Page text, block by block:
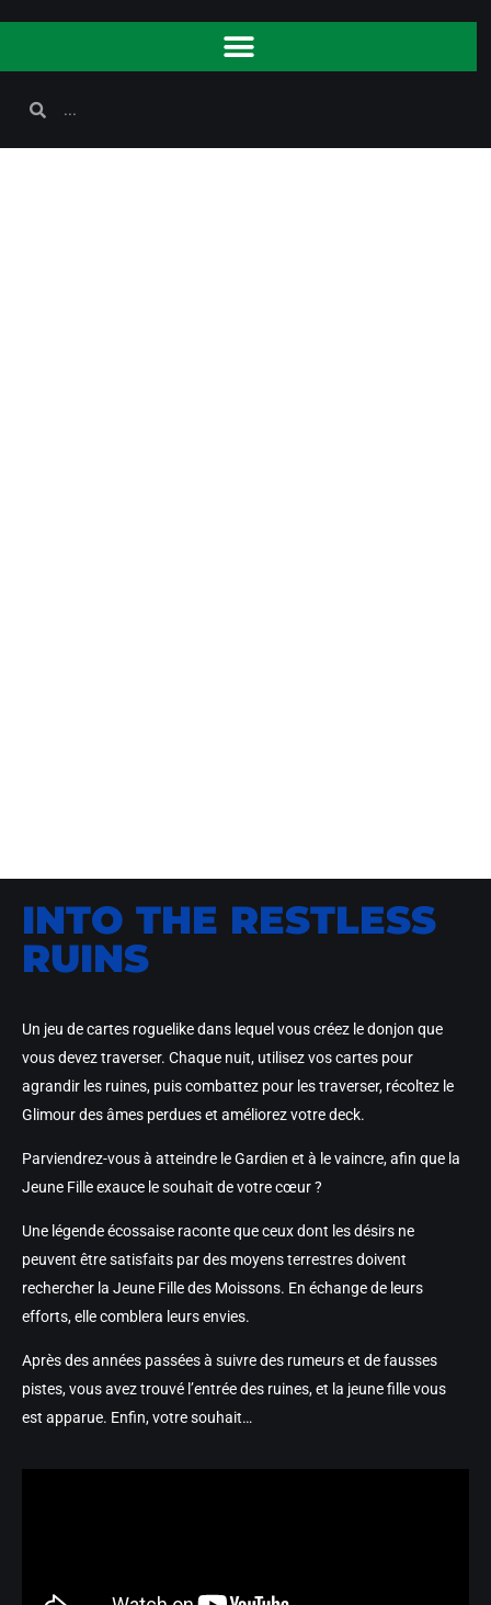
INTO THE RESTLESS
RUINS
Un jeu de cartes roguelike dans lequel vous créez le donjon que
vous devez traverser. Chaque nuit, utilisez vos cartes pour
agrandir les ruines, puis combattez pour les traverser, récoltez le
Glimour des âmes perdues et améliorez votre deck.
Parviendrez-vous à atteindre le Gardien et à le vaincre, afin que la
Jeune Fille exauce le souhait de votre cœur ?
Une légende écossaise raconte que ceux dont les désirs ne
peuvent être satisfaits par des moyens terrestres doivent
rechercher la Jeune Fille des Moissons. En échange de leurs
efforts, elle comblera leurs envies.
Après des années passées à suivre des rumeurs et de fausses
pistes, vous avez trouvé l’entrée des ruines, et la jeune fille vous
est apparue. Enfin, votre souhait…